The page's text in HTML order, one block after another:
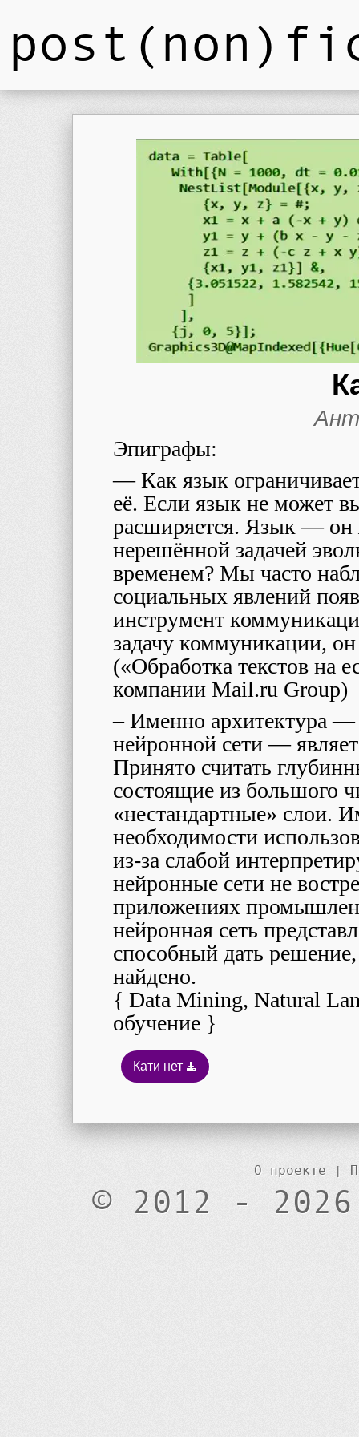
Эпиграфы:
— Как язык
её. Если язык не может
расширяется. Язык — он
нерешённой задачей
временем? Мы часто
социальных явлений
инструмент
задачу коммуникации,
(«Обработка текстов на
компании Mail.ru Group)
– Именно архитектура —
нейронной сети —
Принято считать
состоящие из большого
«нестандартные» слои.
необходимости
из-за слабой
нейронные сети не
приложениях
нейронная сеть
способный дать
найдено.
{ Data Mining, Natural
обучение }
Кати нет
О проекте |
© 2012 -